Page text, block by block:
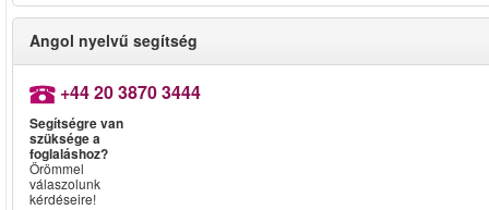
Angol nyelvű segítség
+44 20 3870 3444
Segítségre van
szüksége a
foglaláshoz?
Örömmel
válaszolunk
kérdéseire!